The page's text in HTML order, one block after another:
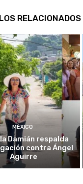
RELACIONADOS
MÉXICO
Damián respalda
contra Ángel
Aguirre